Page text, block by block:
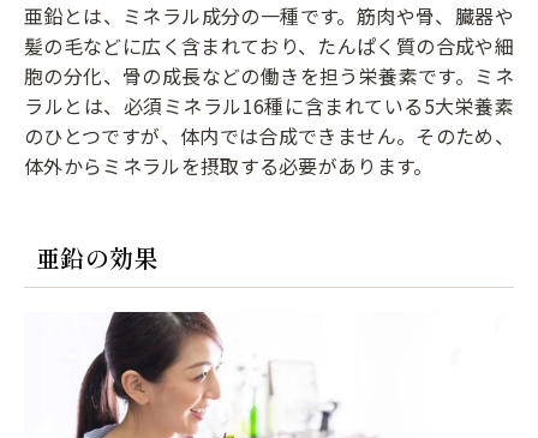
亜鉛とは、ミネラル成分の一種です。筋肉や骨、臓器や
髪の毛などに広く含まれており、たんぱく質の合成や細
胞の分化、骨の成長などの働きを担う栄養素です。ミネ
ラルとは、必須ミネラル16種に含まれている5大栄養素
のひとつですが、体内では合成できません。そのため、
体外からミネラルを摂取する必要があります。
亜鉛の効果